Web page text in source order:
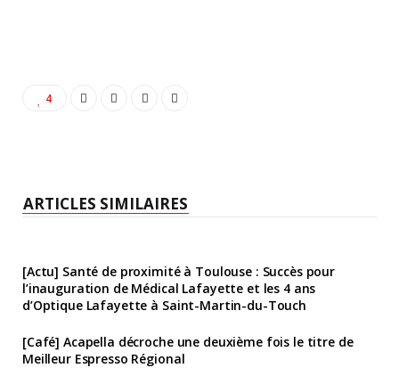
4
ARTICLES SIMILAIRES
[Actu] Santé de proximité à Toulouse : Succès pour
l’inauguration de Médical Lafayette et les 4 ans
d’Optique Lafayette à Saint-Martin-du-Touch
[Café] Acapella décroche une deuxième fois le titre de
Meilleur Espresso Régional